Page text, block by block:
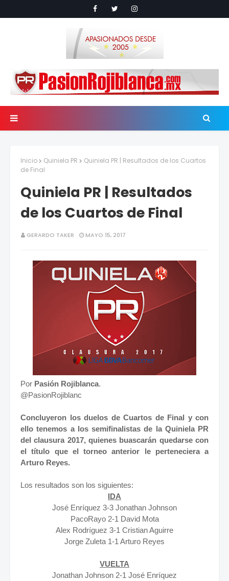
Inicio Quiniela PR
Quiniela PR | Resultados de los Cuartos
de Final
Quiniela PR | Resultados
de los Cuartos de Final
GERARDO TAKER MAYO 15, 2017
Por Pasión Rojiblanca.
@PasionRojiblanc
Concluyeron los duelos de Cuartos de Final y con
ello tenemos a los semifinalistas de la Quiniela PR
del clausura 2017, quienes buascarán quedarse con
el título que el torneo anterior le perteneciera a
Arturo Reyes.
Los resultados son los siguientes:
IDA
José Enríquez 3-3 Jonathan Johnson
PacoRayo 2-1 David Mota
Alex Rodríguez 3-1 Cristian Aguirre
Jorge Zuleta 1-1 Arturo Reyes
VUELTA
Jonathan Johnson 2-1 José Enríquez